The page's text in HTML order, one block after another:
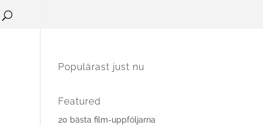
Populärast just nu
Featured
20 bästa film-uppföljarna